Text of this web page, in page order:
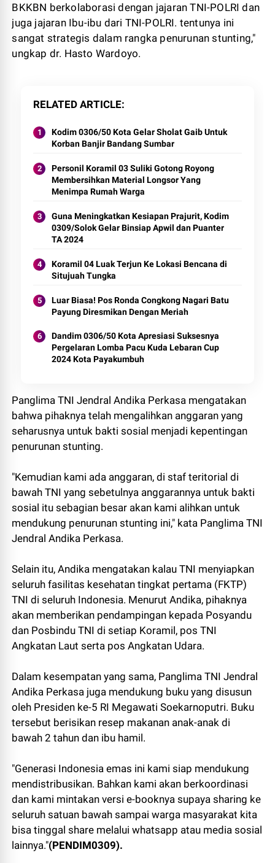
BKKBN berkolaborasi dengan jajaran TNI-POLRI dan
juga jajaran Ibu-ibu dari TNI-POLRI. tentunya ini
sangat strategis dalam rangka penurunan stunting,"
ungkap dr. Hasto Wardoyo.
RELATED ARTICLE
Kodim 0306/50 Kota Gelar Sholat Gaib Untuk
Korban Banjir Bandang Sumbar
Personil Koramil 03 Suliki Gotong Royong
Membersihkan Material Longsor Yang
Menimpa Rumah Warga
Guna Meningkatkan Kesiapan Prajurit, Kodim
0309/Solok Gelar Binsiap Apwil dan Puanter
TA 2024
Koramil 04 Luak Terjun Ke Lokasi Bencana di
Situjuah Tungka
Luar Biasa! Pos Ronda Congkong Nagari Batu
Payung Diresmikan Dengan Meriah
Dandim 0306/50 Kota Apresiasi Suksesnya
Pergelaran Lomba Pacu Kuda Lebaran Cup
2024 Kota Payakumbuh
Panglima TNI Jendral Andika Perkasa mengatakan
bahwa pihaknya telah mengalihkan anggaran yang
seharusnya untuk bakti sosial menjadi kepentingan
penurunan stunting.
"Kemudian kami ada anggaran, di staf teritorial di
bawah TNI yang sebetulnya anggarannya untuk bakti
sosial itu sebagian besar akan kami alihkan untuk
mendukung penurunan stunting ini," kata Panglima TNI
Jendral Andika Perkasa.
Selain itu, Andika mengatakan kalau TNI menyiapkan
seluruh fasilitas kesehatan tingkat pertama (FKTP)
TNI di seluruh Indonesia. Menurut Andika, pihaknya
akan memberikan pendampingan kepada Posyandu
dan Posbindu TNI di setiap Koramil, pos TNI
Angkatan Laut serta pos Angkatan Udara.
Dalam kesempatan yang sama, Panglima TNI Jendral
Andika Perkasa juga mendukung buku yang disusun
oleh Presiden ke-5 RI Megawati Soekarnoputri. Buku
tersebut berisikan resep makanan anak-anak di
bawah 2 tahun dan ibu hamil.
"Generasi Indonesia emas ini kami siap mendukung
mendistribusikan. Bahkan kami akan berkoordinasi
dan kami mintakan versi e-booknya supaya sharing ke
seluruh satuan bawah sampai warga masyarakat kita
bisa tinggal share melalui whatsapp atau media sosial
lainnya."(PENDIM0309).